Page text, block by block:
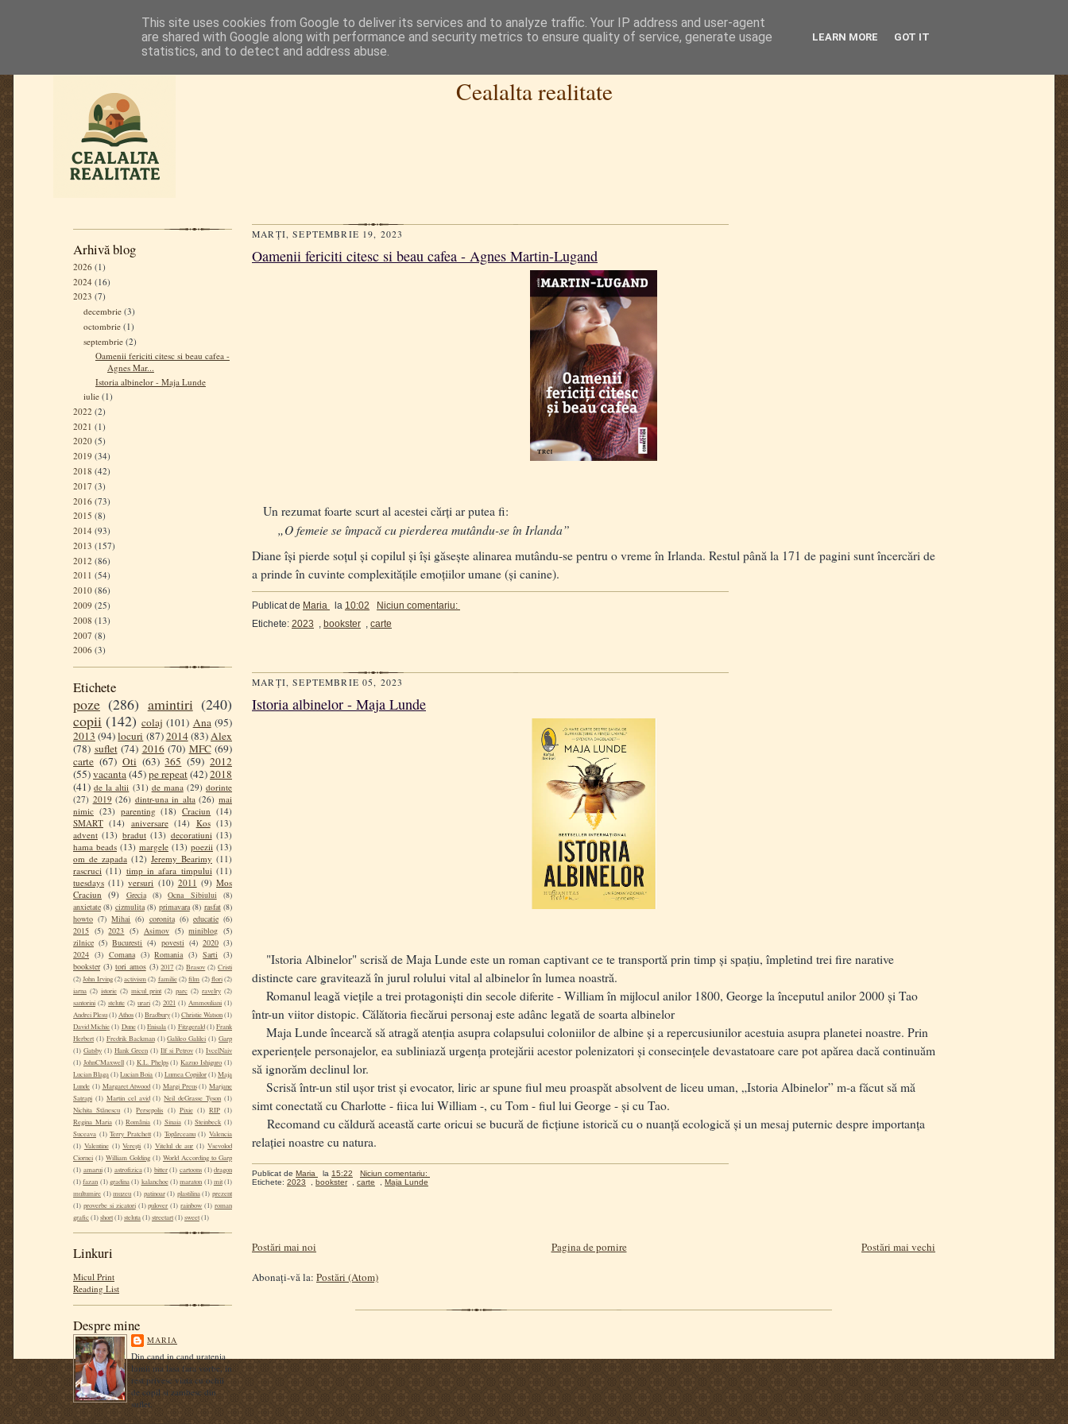
Cealalta realitate
Arhivă blog
2026 (1)
2024 (16)
2023 (7)
decembrie (3)
octombrie (1)
septembrie (2)
Oamenii fericiti citesc si beau cafea -
Agnes Mar...
Istoria albinelor - Maja Lunde
iulie (1)
2022 (2)
2021 (1)
2020 (5)
2019 (34)
2018 (42)
2017 (3)
2016 (73)
2015 (8)
2014 (93)
2013 (157)
2012 (86)
2011 (54)
2010 (86)
2009 (25)
2008 (13)
2007 (8)
2006 (3)
Etichete
poze (286) amintiri (240)
copii (142) colaj (101) Ana (95)
2013 (94)locuri (87)2014(83)Alex
(78) suflet (74) 2016 (70) MFC (69)
carte (67) Oti (63) 365 (59) 2012
(55)vacanta(45)pe repeat(42)2018
(41) de la altii (31) de mana (29) dorinte
(27) 2019 (26) dintr-una in alta (26) mai
nimic (23) parenting (18) Craciun (14)
SMART (14) aniversare (14) Kos (13)
advent (13) bradut (13) decoratiuni (13)
hama beads (13) margele (13) poezii (13)
om de zapada (12) Jeremy Bearimy (11)
rascruci (11) timp in afara timpului (11)
tuesdays (11) versuri (10) 2011 (9) Mos
Craciun
(9) Grecia (8) Ocna Sibiului
(8)
anxietate (8) cizmulita (8) primavara (8) rasfat (8)
howto (7) Mihai (6) coronita (6) educatie (6)
2015 (5) 2023 (5) Asimov (5) miniblog (5)
zilnice (5) Bucuresti (4) povesti (4) 2020 (3)
2024 (3) Comana (3) Romania (3) Sarti (3)
bookster (3) tori amos (3) 2017 (2) Brasov (2) Cristi
(2)John Irving (2)activism (2) familie(2)film (2) flori(2)
iarna (2) istorie (2) micul print (2) parc (2) ravelry (2)
santorini (2) stelute (2) urari (2) 2021 (1) Ammouliani (1)
Andrei Plesu(1)Athos(1)Bradbury(1)Christie Watson(1)
David Michie (1) Dune(1)Enisala (1) Fitzgerald(1)Frank
Herbert (1) Fredrik Backman (1) Galileo Galilei (1) Garp
(1) Gatsby (1) Hank Green (1) Ilf si Petrov (1) IvcelNaiv
(1) JohnCMaxwell (1) K.L. Phelps (1) Kazuo Ishiguro (1)
Lucian Blaga(1)Lucian Boia (1)Lumea Copiilor(1)Maja
Lunde (1) Margaret Atwood (1) Margi Preus (1) Marjane
Satrapi (1) Martin cel avid (1) Neil deGrasse Tyson (1)
Nichita Stănescu (1) Persepolis (1) Pixie (1) RIP (1)
Regina Maria (1) România (1) Sinaia (1) Steinbeck (1)
Suceava (1) Terry Pratchett (1) Topârceanu (1) Valencia
(1) Valentine (1) Verești (1) Vitelul de aur (1) Vsevolod
Ciornei (1) William Golding (1) World According to Garp
(1) amarui (1) astrofizica (1) bitter (1) cartoons (1) dragon
(1)fazan (1)gradina(1) kalanchoe (1)maraton (1) mit(1)
multumire (1) muzeu (1) patinoar (1) plastilina (1) prezent
(1) proverbe si zicatori (1) pulover (1) rainbow (1) roman
grafic(1)short(1)steluta(1)streetart(1)sweet(1)
Linkuri
Micul Print
Reading List
Despre mine
MARIA
Din cand in cand uratenia
lumii ma lasa fara vorbe, in
rest privesc viata cu ochii
de copil si zambesc din
suflet.
Vizualizați profilul meu complet
MARȚI, SEPTEMBRIE 19, 2023
Oamenii fericiti citesc si beau cafea - Agnes Martin-Lugand
Un rezumat foarte scurt al acestei cărți ar putea fi:
„O femeie se împacă cu pierderea mutându-se în Irlanda”
Diane își pierde soțul și copilul și își găsește alinarea mutându-se pentru o vreme în Irlanda. Restul până la 171 de pagini sunt încercări de
a prinde în cuvinte complexitățile emoțiilor umane (și canine).
Publicat de Maria la 10:02
Niciun comentariu:
Etichete: 2023 bookster carte
MARȚI, SEPTEMBRIE 05, 2023
Istoria albinelor - Maja Lunde
"Istoria Albinelor" scrisă de Maja Lunde este un roman captivant ce te transportă prin timp și spațiu, împletind trei fire narative
distincte care gravitează în jurul rolului vital al albinelor în lumea noastră.
Romanul leagă viețile a trei protagoniști din secole diferite - William în mijlocul anilor 1800, George la începutul anilor 2000 și Tao
într-un viitor distopic. Călătoria fiecărui personaj este adânc legată de soarta albinelor
Maja Lunde încearcă să atragă atenția asupra colapsului coloniilor de albine și a repercusiunilor acestuia asupra planetei noastre. Prin
experiențele personajelor, ea subliniază urgența protejării acestor polenizatori și consecințele devastatoare care pot apărea dacă continuăm
să ignorăm declinul lor.
Scrisă într-un stil ușor trist și evocator, liric ar spune fiul meu proaspăt absolvent de liceu uman, „Istoria Albinelor” m-a făcut să mă
simt conectată cu Charlotte - fiica lui William -, cu Tom - fiul lui George - și cu Tao.
Recomand cu căldură această carte oricui se bucură de ficțiune istorică cu o nuanță ecologică și un mesaj puternic despre importanța
relației noastre cu natura.
Publicat de Maria la 15:22
Niciun comentariu:
Etichete: 2023 bookster carte Maja Lunde
Postări mai noi Postări mai vechi
Pagina de pornire
Abonați-vă la: Postări (Atom)
This site uses cookies from Google to deliver its services and to analyze traffic. Your IP address and user-agent
are shared with Google along with performance and security metrics to ensure quality of service, generate usage
statistics, and to detect and address abuse.
LEARN MORE GOT IT